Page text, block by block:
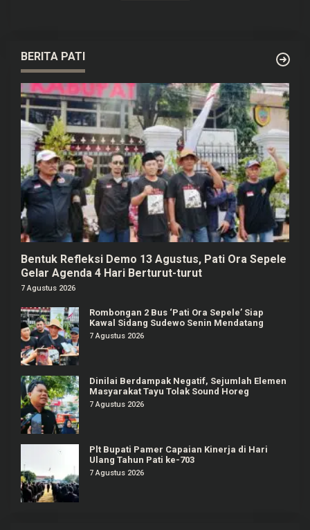
BERITA PATI
Bentuk Refleksi Demo 13 Agustus, Pati Ora Sepele
Gelar Agenda 4 Hari Berturut-turut
7 Agustus 2026
Rombongan 2 Bus ‘Pati Ora Sepele’ Siap
Kawal Sidang Sudewo Senin Mendatang
7 Agustus 2026
Dinilai Berdampak Negatif, Sejumlah Elemen
Masyarakat Tayu Tolak Sound Horeg
7 Agustus 2026
Plt Bupati Pamer Capaian Kinerja di Hari
Ulang Tahun Pati ke-703
7 Agustus 2026